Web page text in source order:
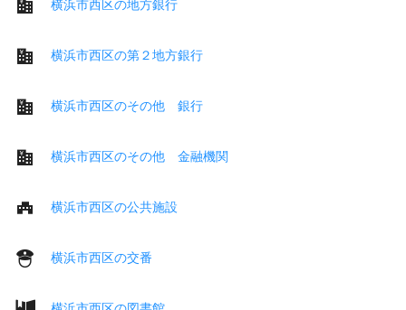
横浜市西区の地方銀行
横浜市西区の第２地方銀行
横浜市西区のその他 銀行
横浜市西区のその他 金融機関
横浜市西区の公共施設
横浜市西区の交番